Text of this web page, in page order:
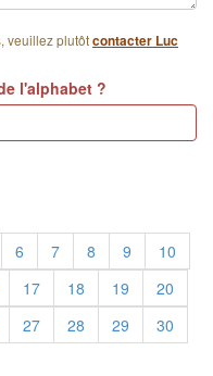
veuillez plutôtcontacter Luc
l'alphabet ?
6 7 8 9
10
17 18 19
20
27 28 29
30